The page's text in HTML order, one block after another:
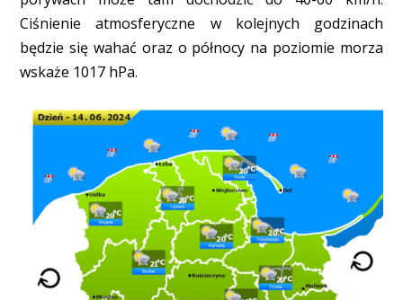
Ciśnienie atmosferyczne w kolejnych godzinach
będzie się wahać oraz o północy na poziomie morza
wskaże 1017 hPa.